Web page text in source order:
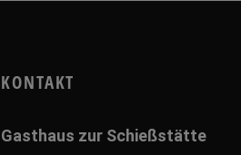
KONTAKT
Gasthaus zur Schießstätte